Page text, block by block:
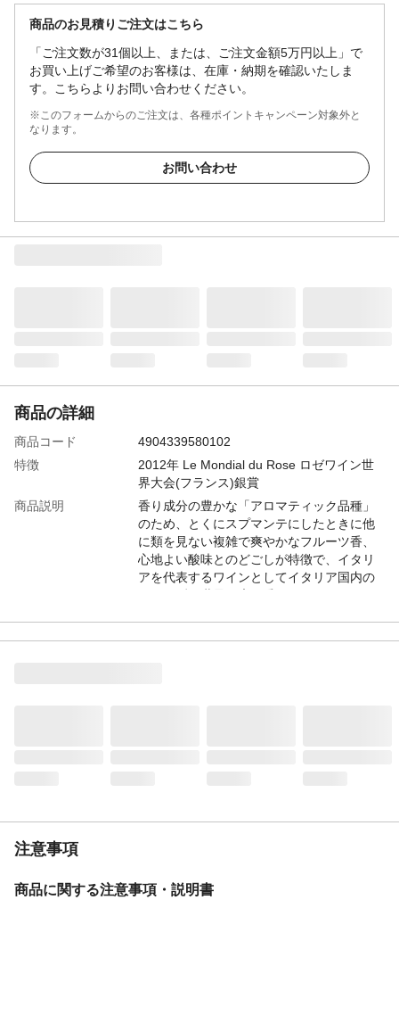
商品のお見積りご注文はこちら
「ご注文数が31個以上、または、ご注文金額5万円以上」で
お買い上げご希望のお客様は、在庫・納期を確認いたしま
す。こちらよりお問い合わせください。
※このフォームからのご注文は、各種ポイントキャンペーン対象外と
なります。
お問い合わせ
商品の詳細
商品コード
4904339580102
特徴
2012年 Le Mondial du Rose ロゼワイン世
界大会(フランス)銀賞
商品説明
香り成分の豊かな「アロマティック品種」
のため、とくにスプマンテにしたときに他
に類を見ない複雑で爽やかなフルーツ香、
心地よい酸味とのどごしが特徴で、イタリ
アを代表するワインとしてイタリア国内の
アルコール度数
11.5%
ぶどうの種類
ピノネーロ 65% ラボーゾ 35%
注意事項
商品に関する注意事項・説明書